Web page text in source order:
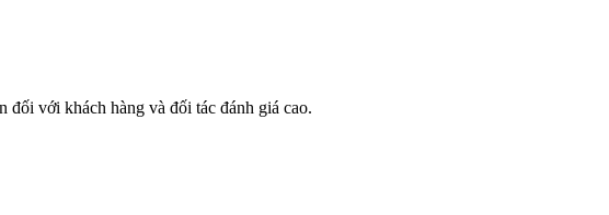
với khách hàng và đối tác đánh giá cao.